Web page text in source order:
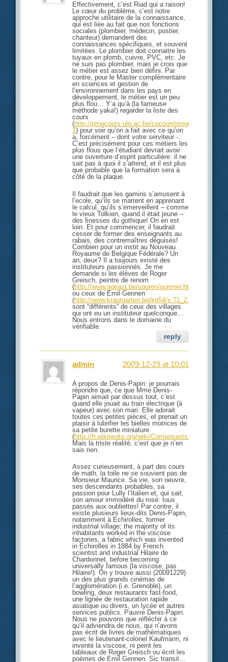
Effectivement, c’est Riad qui a raison!
Le cœur du problème, c’est notre
approche utilitaire de la connaissance,
qui est liée au fait que nos fonctions
sociales (plombier, médecin, postier,
chanteur) demandent des
connaissances spécifiques, et souvent
limitées. Le plombier doit connaitre les
tuyaux en plomb, cuivre, PVC, etc. Je
ne suis pas plombier, mais je crois que
le métier est assez bien défini. Par
contre, pour le Master complémentaire
en sciences et gestion de
l’environnement dans les pays en
développement, le métier est un peu
plus flou… Y’a qu’à (la fameuse
méthode yaka!) regarder la liste des
cours
(http://progcours.ulg.ac.be/cocoon/programmes/
1) pour voir qu’on a fait avec ce qu’on
a, forcément – dont votre serviteur -.
C’est précisément pour ces métiers les
plus flous que l’étudiant devrait avoir
une ouverture d’esprit particulière: il ne
sait pas à quoi il s’attend, et il est plus
que probable que la formation sera à
côté de la plaque.
Il faudrait que les gamins s’amusent à
l’ecole, qu’ils se marrent en apprenant
le calcul, qu’ils s’emerveillent – comme
le vieux Tolkien, quand il était jeune –
des finesses du gothique! On en est
loin. Et pour commencer, il faudrait
cesser de former des enseignants au
rabais, des contremaîtres déguisés!
Combien pour un instit au Nouveau
Royaume de Belgique Fédérale? Un
an, deux? Il a toujours existé des
instituteurs passionnés. Je me
demande si les élèves de Roger
Greisch, peintre de renom
(http://www.goeast.be/spuren/ourener.html
ou ceux de Emil Gennen
(http://www.krautgarten.be/kg54/s.71_2.pdf
sont “différents” de ceux des villages
qui ont eu un instituteur quelconque…
Nous entrons dans le domaine du
vérifiable.
reply
admin 2009-12-29 at 10:01
A propos de Denis-Papin: je pourrais
répondre que, ce que Mme Denis-
Papin aimait par dessus tout, c’est
quand elle jouait au train électrique (à
vapeur) avec son mari. Elle adorait
toutes ces petites pièces, et prenait un
plaisir à lubrifier les bielles motrices de
sa petite burette miniature
(http://fr.wikipedia.org/wiki/
Mais la triste réalité, c’est que je n’en
sais rien.
Assez curieusement, à part des cours
de math, la toile ne se souvient pas de
Monsieur Maurice. Sa vie, son oeuvre,
ses descendants probables, sa
passion pour Lully l’Italien et, qui sait,
son amour immodéré du rosé: tous
passés aux oubliettes! Par contre, il
existe plusieurs lieux-dits Denis-Papin,
notamment à Echirolles, former
industrial village; the majority of its
inhabitants worked in the viscose
factories, a fabric which was invented
in Échirolles in 1884 by French
scientist and industrial Hilaire de
Chardonnet, before becoming
universally famous (la viscose, pas
Hilaire!). On y trouve aussi (20091229)
un des plus grands cinémas de
l’agglomération (i.e. Grenoble), un
bowling, deux restaurants fast-food,
une lignée de restauration rapide
asiatique ou divers, un lycée et autres
services publics. Pauvre Denis-Papin.
Nous ne pouvons que réfléchir à ce
qu’il adviendra de nous, qui n’avons
pas écrit de livres de mathématiques
avec le lieutenant-colonel Kaufmann, ni
inventé la viscose, ni peint les
tableaux de Roger Greisch ou écrit les
poèmes de Emil Gennen. Sic transit…